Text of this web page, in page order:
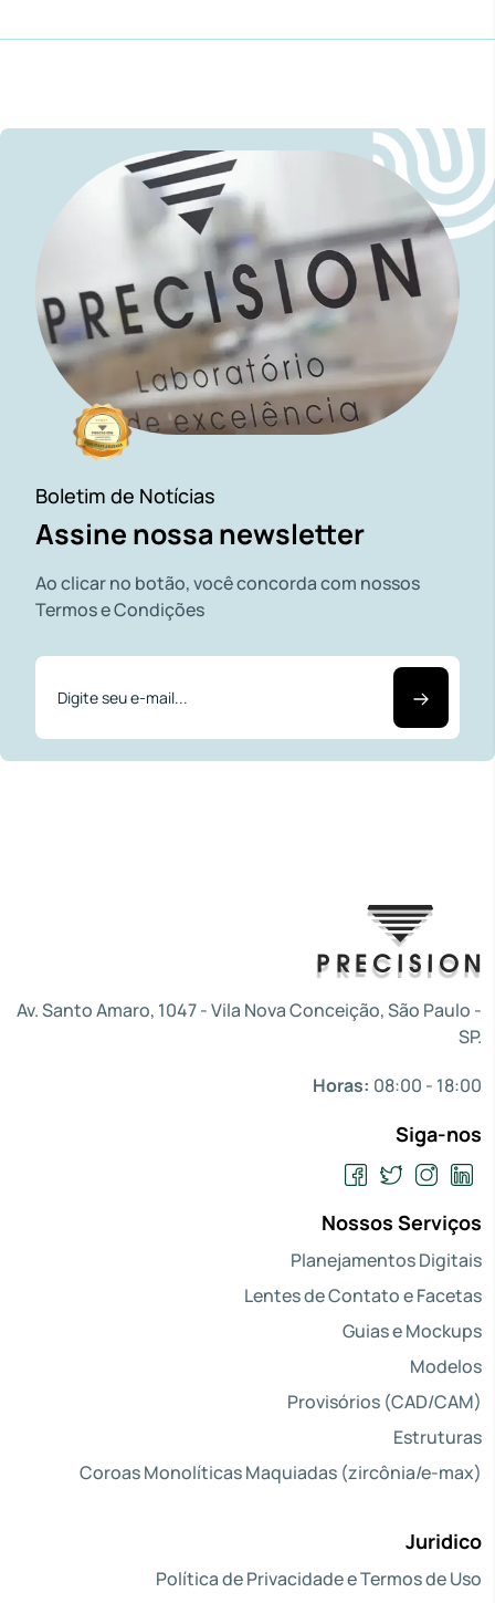
Boletim de Notícias
Assine nossa newsletter
Ao clicar no botão, você concorda com nossos
Termos e Condições
Av. Santo Amaro, 1047 - Vila Nova Conceição, São Paulo -
SP.
Horas: 08:00 - 18:00
Siga-nos
Nossos Serviços
Planejamentos Digitais
Lentes de Contato e Facetas
Guias e Mockups
Modelos
Provisórios (CAD/CAM)
Estruturas
Coroas Monolíticas Maquiadas (zircônia/e-max)
Juridico
Política de Privacidade e Termos de Uso